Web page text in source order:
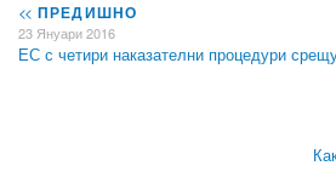
<< ПРЕДИШНО
23 Януари 2016
ЕС с четири наказателни процедури